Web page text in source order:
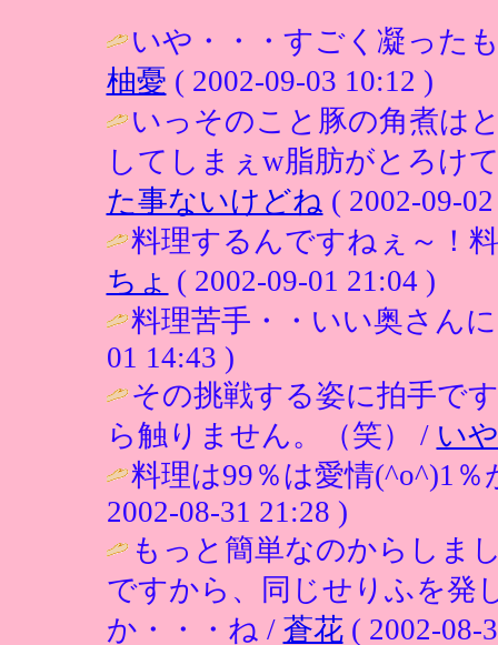
いや・・・すごく凝った
柚憂 ( 2002-09-03 10:12 )
いっそのこと豚の角煮は
してしまぇw脂肪がとろけ
た事ないけどね ( 2002-09-
料理するんですねぇ～！
ちょ ( 2002-09-01 21:04 )
料理苦手・・いい奥さん
01 14:43 )
その挑戦する姿に拍手で
ら触りません。（笑） / い
料理は99％は愛情(^o^)1
2002-08-31 21:28 )
もっと簡単なのからしま
ですから、同じせりふを発
か・・・ね / 蒼花( 2002-08-